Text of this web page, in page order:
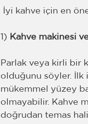
İyi kahve için en
1) Kahve makinesi
Parlak veya kirli bir
olduğunu söyler. İlk
mükemmel yüzey
olmayabilir. Kahve
doğrudan temas